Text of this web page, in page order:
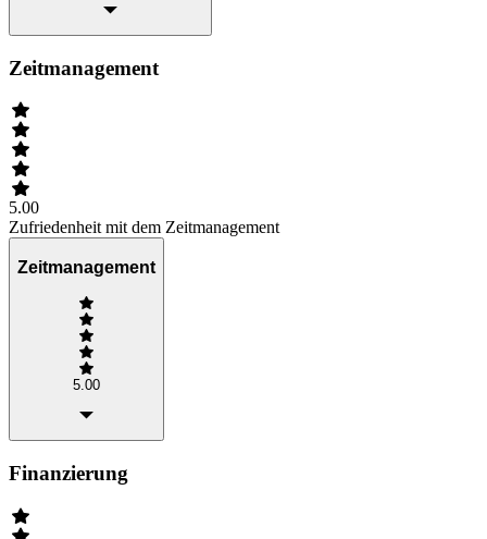
Zeitmanagement
5.00
Zufriedenheit mit dem Zeitmanagement
Zeitmanagement
5.00
Finanzierung